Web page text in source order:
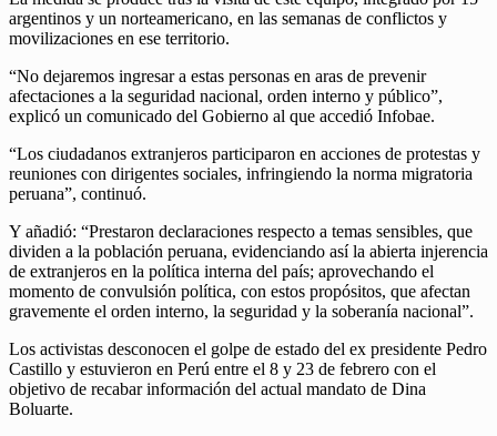
argentinos y un norteamericano, en las semanas de conflictos y
movilizaciones en ese territorio.
“No dejaremos ingresar a estas personas en aras de prevenir
afectaciones a la seguridad nacional, orden interno y público”,
explicó un comunicado del Gobierno al que accedió Infobae.
“Los ciudadanos extranjeros participaron en acciones de protestas y
reuniones con dirigentes sociales, infringiendo la norma migratoria
peruana”, continuó.
Y añadió: “Prestaron declaraciones respecto a temas sensibles, que
dividen a la población peruana, evidenciando así la abierta injerencia
de extranjeros en la política interna del país; aprovechando el
momento de convulsión política, con estos propósitos, que afectan
gravemente el orden interno, la seguridad y la soberanía nacional”.
Los activistas desconocen el golpe de estado del ex presidente Pedro
Castillo y estuvieron en Perú entre el 8 y 23 de febrero con el
objetivo de recabar información del actual mandato de Dina
Boluarte.